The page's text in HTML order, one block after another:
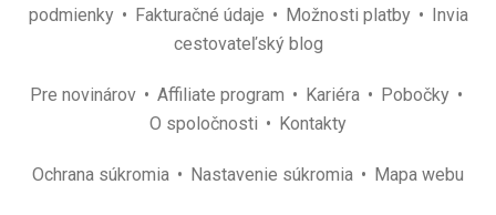
podmienky
Fakturačné údaje Možnosti platby
Invia
cestovateľský blog
Pre novinárov Affiliate program Kariéra
Pobočky
O spoločnosti
Kontakty
Ochrana súkromia Nastavenie súkromia Mapa webu